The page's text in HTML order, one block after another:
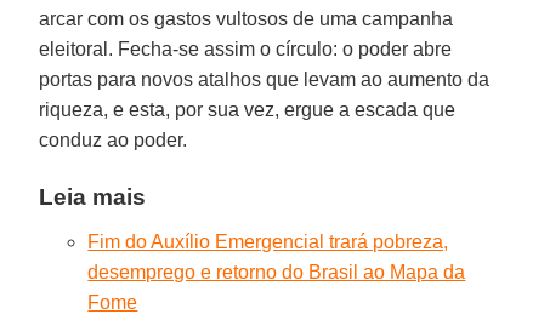
arcar com os gastos vultosos de uma campanha
eleitoral. Fecha-se assim o círculo: o poder abre
portas para novos atalhos que levam ao aumento da
riqueza, e esta, por sua vez, ergue a escada que
conduz ao poder.
Leia mais
Fim do Auxílio Emergencial trará pobreza,
desemprego e retorno do Brasil ao Mapa da
Fome